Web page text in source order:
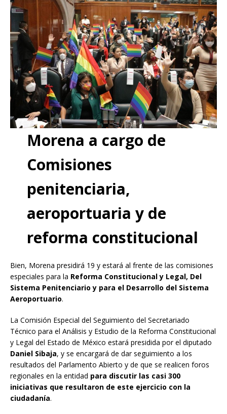
Morena a cargo de
Comisiones
penitenciaria,
aeroportuaria y de
reforma constitucional
Bien, Morena presidirá 19 y estará al frente de las comisiones
especiales para la Reforma Constitucional y Legal, Del
Sistema Penitenciario y para el Desarrollo del Sistema
Aeroportuario.
La Comisión Especial del Seguimiento del Secretariado
Técnico para el Análisis y Estudio de la Reforma Constitucional
y Legal del Estado de México estará presidida por el diputado
Daniel Sibaja, y se encargará de dar seguimiento a los
resultados del Parlamento Abierto y de que se realicen foros
regionales en la entidad para discutir las casi 300
iniciativas que resultaron de este ejercicio con la
ciudadanía.